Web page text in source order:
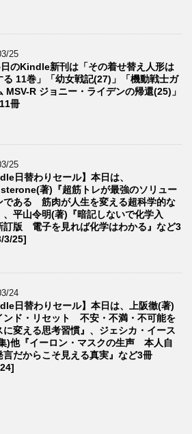
25
のKindle新刊は「その着せ替え人形は
る 11巻」「幼女戦記(27)」「機動戦士ガ
MSV-R ジョニー・ライデンの帰還(25)」
冊
25
日替わりセール】本日は、
著)『超筋トレが最強のソリュー
である 筋肉が人生を変える超科学的な
、平山令明(著)『暗記しないで化学入
版 電子を見れば化学はわかる』など3
3/25]
24
日替わりセール】本日は、上阪徹(著)
ンド・リセット 不安・不満・不可能を
に変える思考習慣』、ジェシカ・イース
)他『イーロン・マスクの生声 本人自
言だからこそ見える真実』など3冊